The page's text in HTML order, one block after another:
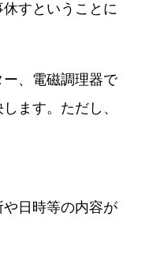
すということに
、電磁調理器で
ます。ただし、
日時等の内容が